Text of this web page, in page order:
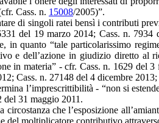
Cass. n. 15008/2005)”.
di singoli ratei bensì i contributi
del 19 marzo 2014; Cass. n.
quanto “tale particolarissimo
e dell’azione in giudizio diretto al
in materia” - cfr. Cass. n. 1629 del
Cass. n. 27148 del 4 dicembre
l’imprescrittibilità - “non si
del 31 maggio 2011.
che l’esposizione
moltiplicatore contributivo